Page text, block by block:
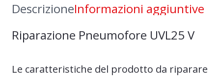
DescrizioneInformazioni aggiuntive
Riparazione Pneumofore UVL25 V
Le caratteristiche del prodotto da riparare